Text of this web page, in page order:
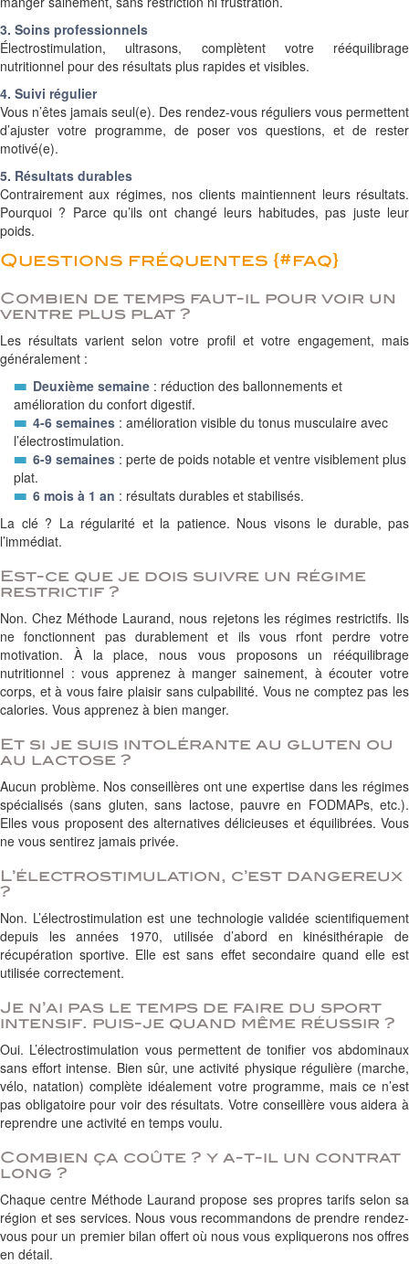
3. Soins professionnels
Électrostimulation, ultrasons, complètent votre rééquilibrage
nutritionnel pour des résultats plus rapides et visibles.
4. Suivi régulier
Vous n’êtes jamais seul(e). Des rendez-vous réguliers vous permettent
d’ajuster votre programme, de poser vos questions, et de rester
motivé(e).
5. Résultats durables
Contrairement aux régimes, nos clients maintiennent leurs résultats.
Pourquoi ? Parce qu’ils ont changé leurs habitudes, pas juste leur
poids.
Questions fréquentes {#faq}
Combien de temps faut-il pour voir un
ventre plus plat ?
Les résultats varient selon votre profil et votre engagement, mais
généralement :
Deuxième semaine : réduction des ballonnements et
amélioration du confort digestif.
4-6 semaines : amélioration visible du tonus musculaire avec
l’électrostimulation.
6-9 semaines : perte de poids notable et ventre visiblement plus
plat.
6 mois à 1 an : résultats durables et stabilisés.
La clé ? La régularité et la patience. Nous visons le durable, pas
l’immédiat.
Est-ce que je dois suivre un régime
restrictif ?
Non. Chez Méthode Laurand, nous rejetons les régimes restrictifs. Ils
ne fonctionnent pas durablement et ils vous rfont perdre votre
motivation. À la place, nous vous proposons un rééquilibrage
nutritionnel : vous apprenez à manger sainement, à écouter votre
corps, et à vous faire plaisir sans culpabilité. Vous ne comptez pas les
calories. Vous apprenez à bien manger.
Et si je suis intolérante au gluten ou
au lactose ?
Aucun problème. Nos conseillères ont une expertise dans les régimes
spécialisés (sans gluten, sans lactose, pauvre en FODMAPs, etc.).
Elles vous proposent des alternatives délicieuses et équilibrées. Vous
ne vous sentirez jamais privée.
L’électrostimulation, c’est dangereux
?
Non. L’électrostimulation est une technologie validée scientifiquement
depuis les années 1970, utilisée d’abord en kinésithérapie de
récupération sportive. Elle est sans effet secondaire quand elle est
utilisée correctement.
Je n’ai pas le temps de faire du sport
intensif. puis-je quand même réussir ?
Oui. L’électrostimulation vous permettent de tonifier vos abdominaux
sans effort intense. Bien sûr, une activité physique régulière (marche,
vélo, natation) complète idéalement votre programme, mais ce n’est
pas obligatoire pour voir des résultats. Votre conseillère vous aidera à
reprendre une activité en temps voulu.
Combien ça coûte ? y a-t-il un contrat
long ?
Chaque centre Méthode Laurand propose ses propres tarifs selon sa
région et ses services. Nous vous recommandons de prendre rendez-
vous pour un premier bilan offert où nous vous expliquerons nos offres
en détail.